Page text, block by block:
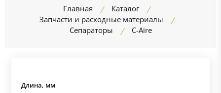
Главная
Каталог
Запчасти и расходные материалы
Сепараторы
C-Aire
Длина, мм